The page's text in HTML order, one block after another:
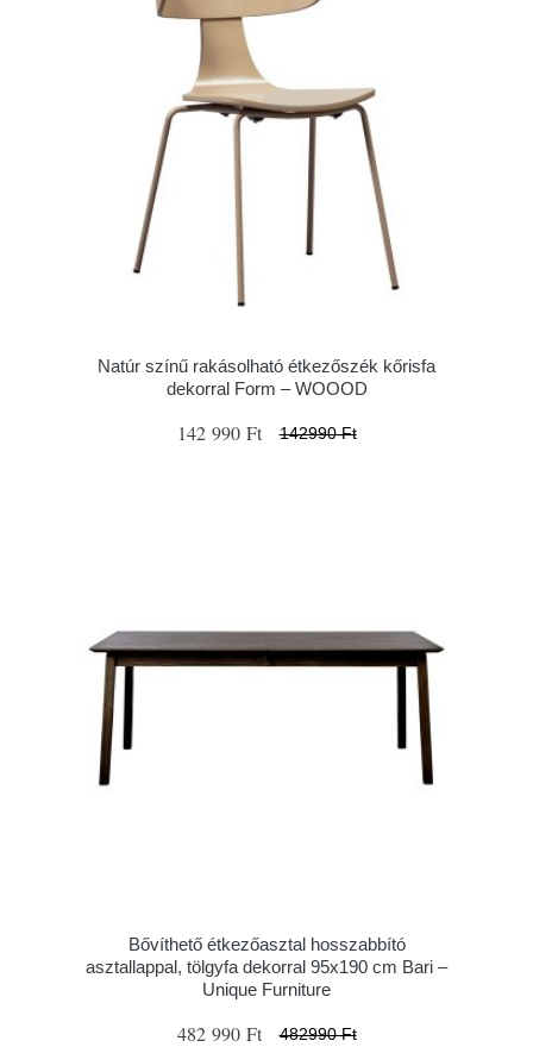
Natúr színű rakásolható étkezőszék kőrisfa
dekorral Form – WOOOD
142 990 Ft 142990 Ft
Bővíthető étkezőasztal hosszabbító
asztallappal, tölgyfa dekorral 95x190 cm Bari –
Unique Furniture
482 990 Ft 482990 Ft